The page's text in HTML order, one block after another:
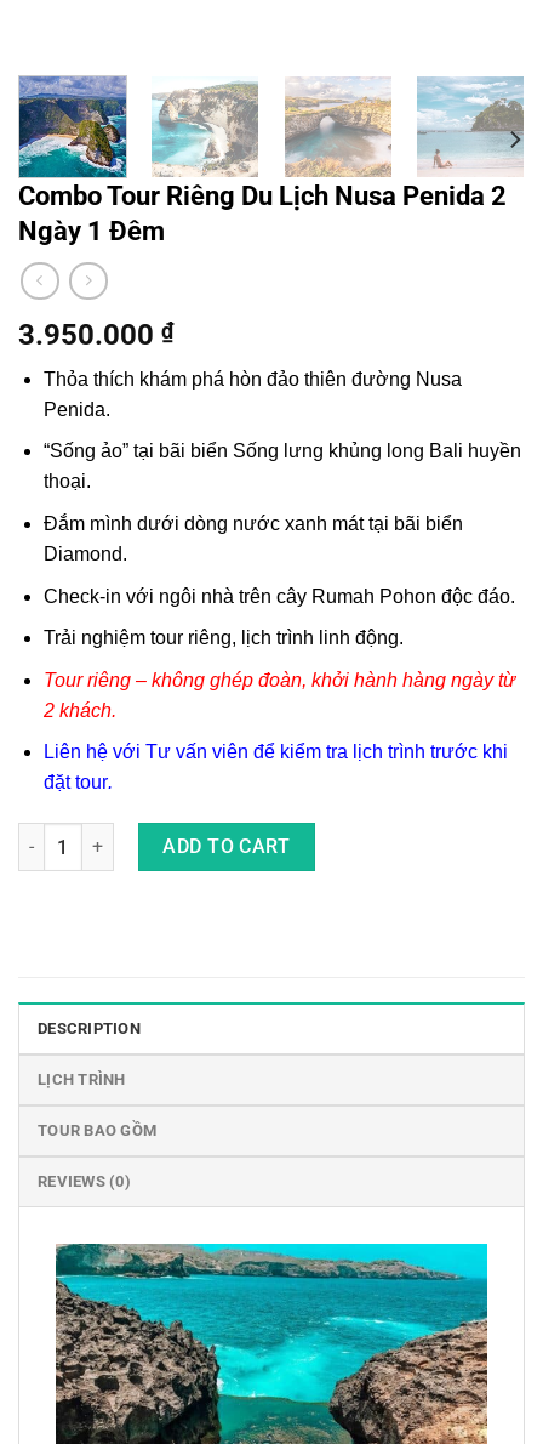
Combo Tour Riêng Du Lịch Nusa Penida 2
Ngày 1 Đêm
3.950.000 ₫
Thỏa thích khám phá hòn đảo thiên đường Nusa
Penida.
“Sống ảo” tại bãi biển Sống lưng khủng long Bali huyền
thoại.
Đắm mình dưới dòng nước xanh mát tại bãi biển
Diamond.
Check-in với ngôi nhà trên cây Rumah Pohon độc đáo.
Trải nghiệm tour riêng, lịch trình linh động.
Tour riêng – không ghép đoàn, khởi hành hàng ngày từ
2 khách.
Liên hệ với Tư vấn viên để kiểm tra lịch trình trước khi
đặt tour.
Combo Tour Riêng Du Lịch Nusa Penida 2 Ngày 1 Đêm quantity
ADD TO CART
DESCRIPTION
LỊCH TRÌNH
TOUR BAO GỒM
REVIEWS (0)